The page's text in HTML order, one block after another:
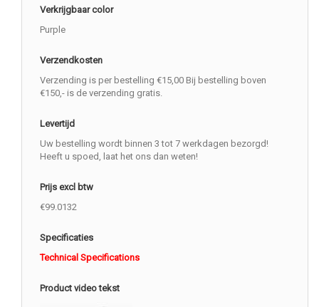
Verkrijgbaar color
Purple
Verzendkosten
Verzending is per bestelling €15,00 Bij bestelling boven
€150,- is de verzending gratis.
Levertijd
Uw bestelling wordt binnen 3 tot 7 werkdagen bezorgd!
Heeft u spoed, laat het ons dan weten!
Prijs excl btw
€99.0132
Specificaties
Technical Specifications
Product video tekst